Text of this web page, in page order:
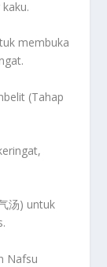
membuka
(Tahap
汤) untuk
Nafsu